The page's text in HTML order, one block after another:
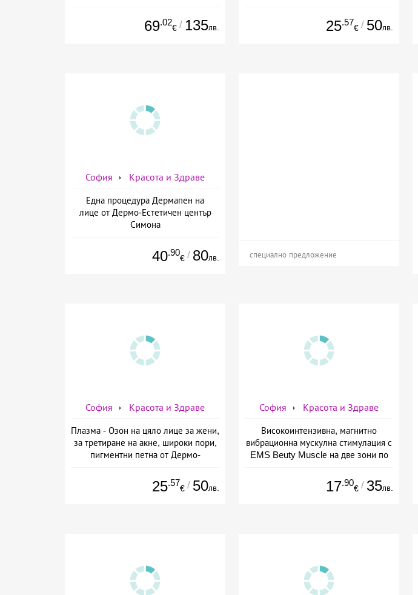
69.02
€ / 135лв. 25.57
€ / 50лв.
София Красота и Здраве
Една процедура Дермапен на
лице от Дермо-Естетичен център
Симона
40.90
€ / 80лв. специално предложение
София Красота и Здраве
Плазма - Озон на цяло лице за жени,
за третиране на акне, широки пори,
пигментни петна от Дермо-
25.57
€ / 50лв.
София Красота и Здраве
Високоинтензивна, магнитно
вибрационна мускулна стимулация с
EMS Beuty Musclе на две зони по
Естетичен център Симона
17.90
€ / 35лв.